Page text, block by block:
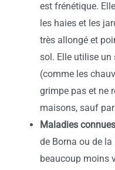
est frénétique.
les haies et les
très allongé et
sol. Elle utilise un
(comme les
grimpe pas et ne
maisons, sauf
Maladies
de Borna ou de
beaucoup moins